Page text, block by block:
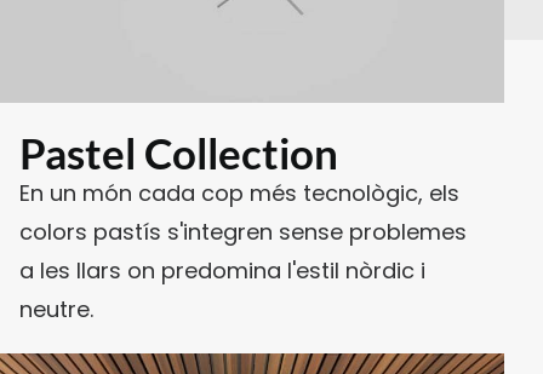
Pastel Collection
En un món cada cop més tecnològic, els
colors pastís s'integren sense problemes
a les llars on predomina l'estil nòrdic i
neutre.